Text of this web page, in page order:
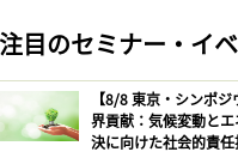
注目のセミナー・イ
【8/8 東京・シンポ
界貢献：気候変動と
決に向けた社会的責